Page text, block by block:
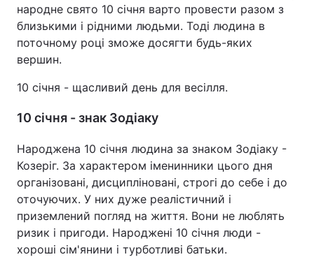
народне свято 10 січня варто провести разом з
близькими і рідними людьми. Тоді людина в
поточному році зможе досягти будь-яких
вершин.
10 січня - щасливий день для весілля.
10 січня - знак Зодіаку
Народжена 10 січня людина за знаком Зодіаку -
Козеріг. За характером іменинники цього дня
організовані, дисципліновані, строгі до себе і до
оточуючих. У них дуже реалістичний і
приземлений погляд на життя. Вони не люблять
ризик і пригоди. Народжені 10 січня люди -
хороші сім'янини і турботливі батьки.